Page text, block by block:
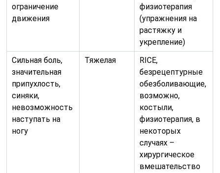
ограничение
движения
физиотерапия
(упражнения на
растяжку и
укрепление)
Сильная боль,
значительная
припухлость,
синяки,
невозможность
наступать на
ногу
Тяжелая
RICE,
безрецептурные
обезболивающие,
возможно,
костыли,
физиотерапия, в
некоторых
случаях –
хирургическое
вмешательство